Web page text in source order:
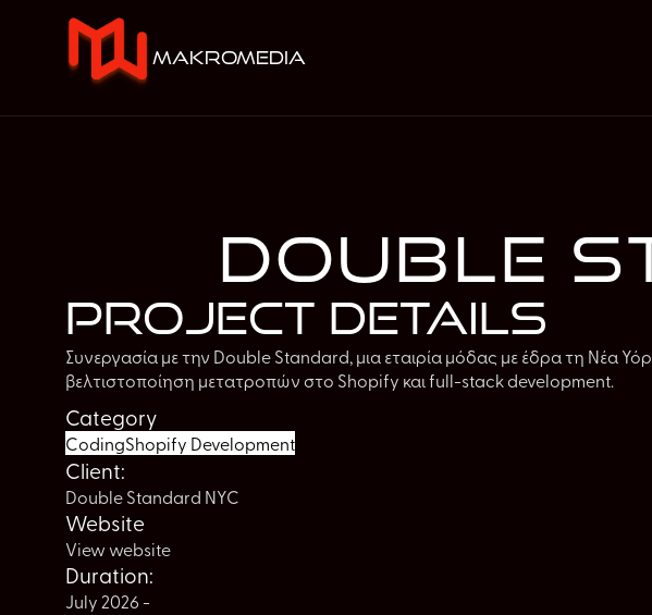
makromedia
Double
Project details
‍Συνεργασία με την Double Standard, μια εταιρία μόδας με έδρα τη Νέα
βελτιστοποίηση μετατροπών στο Shopify και full-stack development.
Category
CodingShopify Development
Client:
Double Standard NYC
Website
View website
Duration:
July 2026 -